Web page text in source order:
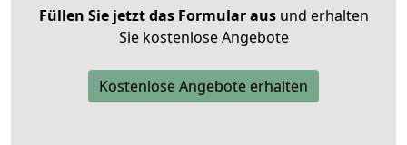
Füllen Sie jetzt das Formular ausund erhalten
Sie kostenlose Angebote
Kostenlose Angebote erhalten